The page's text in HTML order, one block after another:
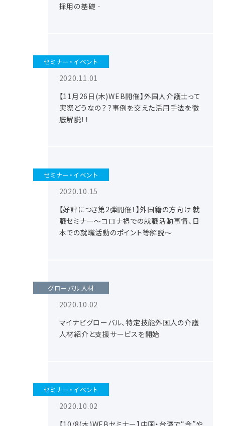
採用の基礎‐
セミナー・イベント
2020.11.01
【11月26日(木)WEB開催】外国人介護士って
実際どうなの？？事例を交えた活用手法を徹
底解説！！
セミナー・イベント
2020.10.15
【好評につき第2弾開催！】外国籍の方向け 就
職セミナー～コロナ禍での就職活動事情、日
本での就職活動のポイント等解説～
グローバル人材
2020.10.02
マイナビグローバル、特定技能外国人の介護
人材紹介と支援サービスを開始
セミナー・イベント
2020.10.02
【10/8(木)WEBセミナー】中国・台湾で“今”や